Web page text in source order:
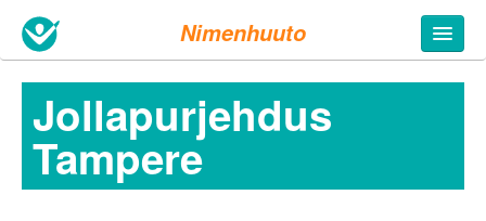
Nimenhuuto
Jollapurjehdus
Tampere